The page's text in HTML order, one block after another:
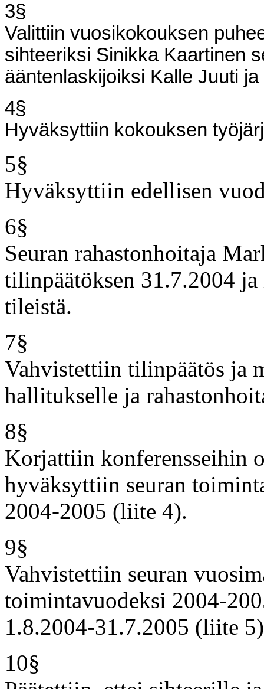
3§
Valittiin vuosikokouksen
sihteeriksi Sinikka Kaartinen
ääntenlaskijoiksi Kalle Juuti
4§
Hyväksyttiin kokouksen
5§
Hyväksyttiin edellisen
6§
Seuran rahastonhoitaja
tilinpäätöksen 31.7.2004
tileistä.
7§
Vahvistettiin tilinpäätös ja
hallitukselle ja
8§
Korjattiin konferensseihin
hyväksyttiin seuran
2004-2005 (liite 4).
9§
Vahvistettiin seuran
toimintavuodeksi 2004-
1.8.2004-31.7.2005 (liite
10§